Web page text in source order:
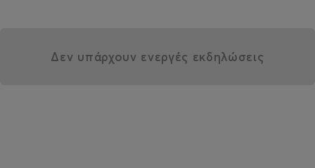
Δεν υπάρχουν ενεργές εκδηλώσεις